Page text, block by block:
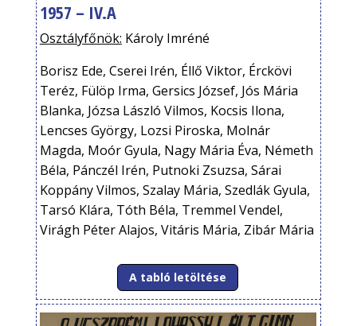
1957 – IV.A
Osztályfőnök: Károly Imréné
Borisz Ede, Cserei Irén, Éllő Viktor, Érckövi
Teréz, Fülöp Irma, Gersics József, Jós Mária
Blanka, Józsa László Vilmos, Kocsis Ilona,
Lencses György, Lozsi Piroska, Molnár
Magda, Moór Gyula, Nagy Mária Éva, Németh
Béla, Pánczél Irén, Putnoki Zsuzsa, Sárai
Koppány Vilmos, Szalay Mária, Szedlák Gyula,
Tarsó Klára, Tóth Béla, Tremmel Vendel,
Virágh Péter Alajos, Vitáris Mária, Zibár Mária
A tabló letöltése